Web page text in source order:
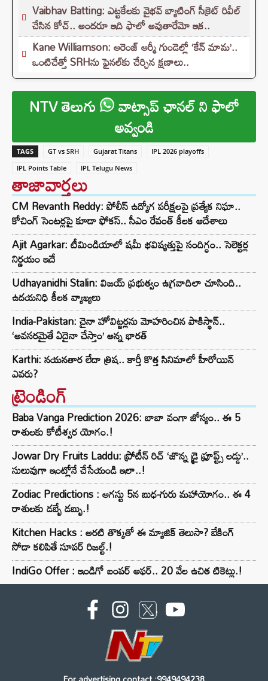
Vaibhav Batting: ఎట్టకేలకు వైభవ్ బ్యాటింగ్ సీక్రెట్ రివీల్
చేసిన కోచ్.. అందరూ ఇది ఫాలో అవుతారేమో ఇక..
Kane Williamson: ఆరెంజ్ ఆర్మీ గుండెల్లో ‘కేన్‌ మామ’..
ఒంటిచేత్తో SRHను ఫైనల్‌కు చేర్చిన క్షణాలు..
NTV తెలుగు వాట్సాప్ ఛానల్ ని ఫాలో
అవ్వండి
TAGS GT vs SRH Gujarat Titans
IPL 2026 playoffs
IPL Points Table
IPL Telugu News
తాజావార్తలు
CM Revanth Reddy: పోలీస్ ఉద్యోగ పరీక్షలపై ప్రత్యేక నిఘా..
కోచింగ్ సెంటర్లపై కూడా ఫోకస్.. సీఎం రేవంత్ కీలక ఆదేశాలు
Ajit Agarkar: టీమిండియాలో షమీ భవిష్యత్తుపై సందిగ్ధం.. సెలెక్టర్ల
నిర్ణయం ఇదే
Udhayanidhi Stalin: విజయ్ ప్రభుత్వం ఉగ్రవాదిలా చూసింది..
ఉదయనిధి కీలక వ్యాఖ్యలు
India-Pakistan: చైనా హోవిట్జర్లను మోహరించిన పాకిస్థాన్..
‘అవసరమైతే ఏదైనా చేస్తాం’ అన్న భారత్
Karthi: నయనతార లేదా త్రిష.. కార్తీ కొత్త సినిమాలో హీరోయిన్
ఎవరు?
ట్రెండింగ్‌
Baba Vanga Prediction 2026: బాబా వంగా జోస్యం.. ఈ 5
రాశులకు కోటీశ్వర యోగం.!
Jowar Dry Fruits Laddu: ప్రోటీన్ రిచ్ ‘జొన్న డ్రై ఫ్రూప్ట్స్ లడ్డు’..
సులువుగా ఇంట్లోనే చేసేయండి ఇలా..!
Zodiac Predictions : ఆగస్టు 5న బుధ-గురు మహాయోగం.. ఈ 4
రాశులకు డబ్బే డబ్బు.!
Kitchen Hacks : అరటి తొక్కతో ఈ మ్యాజిక్ తెలుసా? బేకింగ్
సోడా కలిపితే సూపర్ రిజల్ట్.!
IndiGo Offer : ఇండిగో బంపర్ ఆఫర్.. 20 వేల ఉచిత టికెట్లు.!